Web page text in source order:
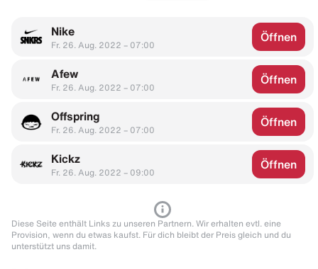
Nike
Fr. 26. Aug. 2022 – 07:00
Öffnen
Afew
Fr. 26. Aug. 2022 – 07:00
Öffnen
Offspring
Fr. 26. Aug. 2022 – 07:00
Öffnen
Kickz
Fr. 26. Aug. 2022 – 09:00
Öffnen
Diese Seite enthält Links zu unseren Partnern. Wir erhalten evtl. eine
Provision, wenn du etwas kaufst. Für dich bleibt der Preis gleich und du
unterstützt uns damit.